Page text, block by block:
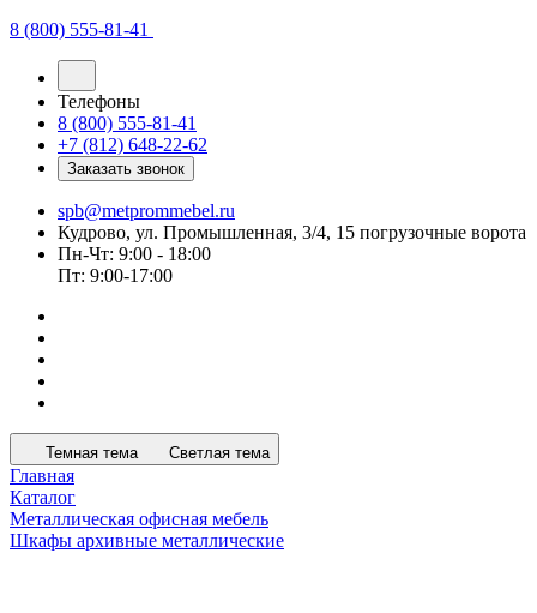
8 (800) 555-81-41
Телефоны
8 (800) 555-81-41
+7 (812) 648-22-62
Заказать звонок
spb@metprommebel.ru
Кудрово, ул. Промышленная, 3/4, 15 погрузочные ворота
Пн-Чт: 9:00 - 18:00
Пт: 9:00-17:00
Темная тема Светлая тема
Главная
Каталог
Металлическая офисная мебель
Шкафы архивные металлические